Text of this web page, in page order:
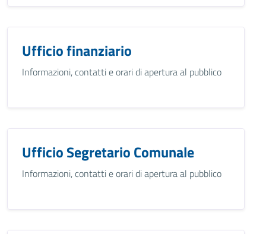
Ufficio finanziario
Informazioni, contatti e orari di apertura al pubblico
Ufficio Segretario Comunale
Informazioni, contatti e orari di apertura al pubblico